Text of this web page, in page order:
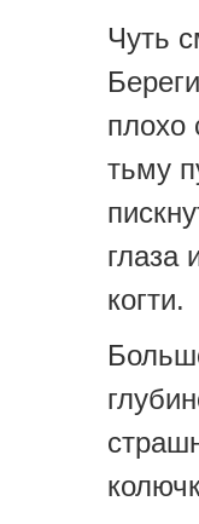
Чуть
плохо
тьму
глаза
когти.